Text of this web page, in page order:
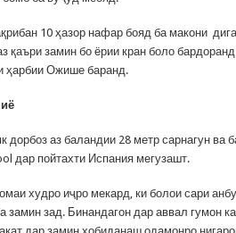
10 ҳазор нафар бояд ба макони
қаъри замин бо ёрии кран боло
ҳарбии Ожише баранд.
дорбоз аз баландии 28 метр сарнагун ва
дар пойтахти Испания мегузашт.
худро иҷро мекард, ки болои сари
замин зад. Бинандагон дар аввал гумон